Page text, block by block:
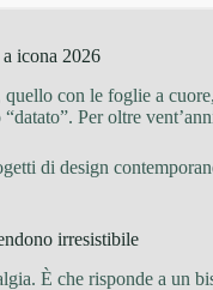
icona 2026
quello con le foglie a cuore,
Per oltre
di design
irresistibile
È che risponde a un